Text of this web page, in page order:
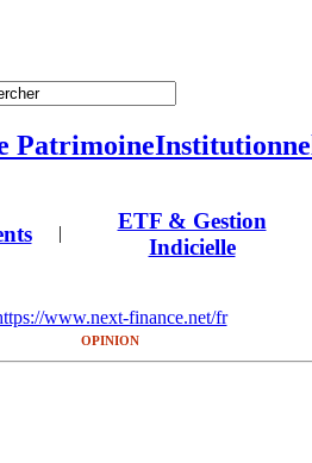
Patrimoine
|
ETF & Gestion
Indicielle
www.next-finance.net/fr
OPINION